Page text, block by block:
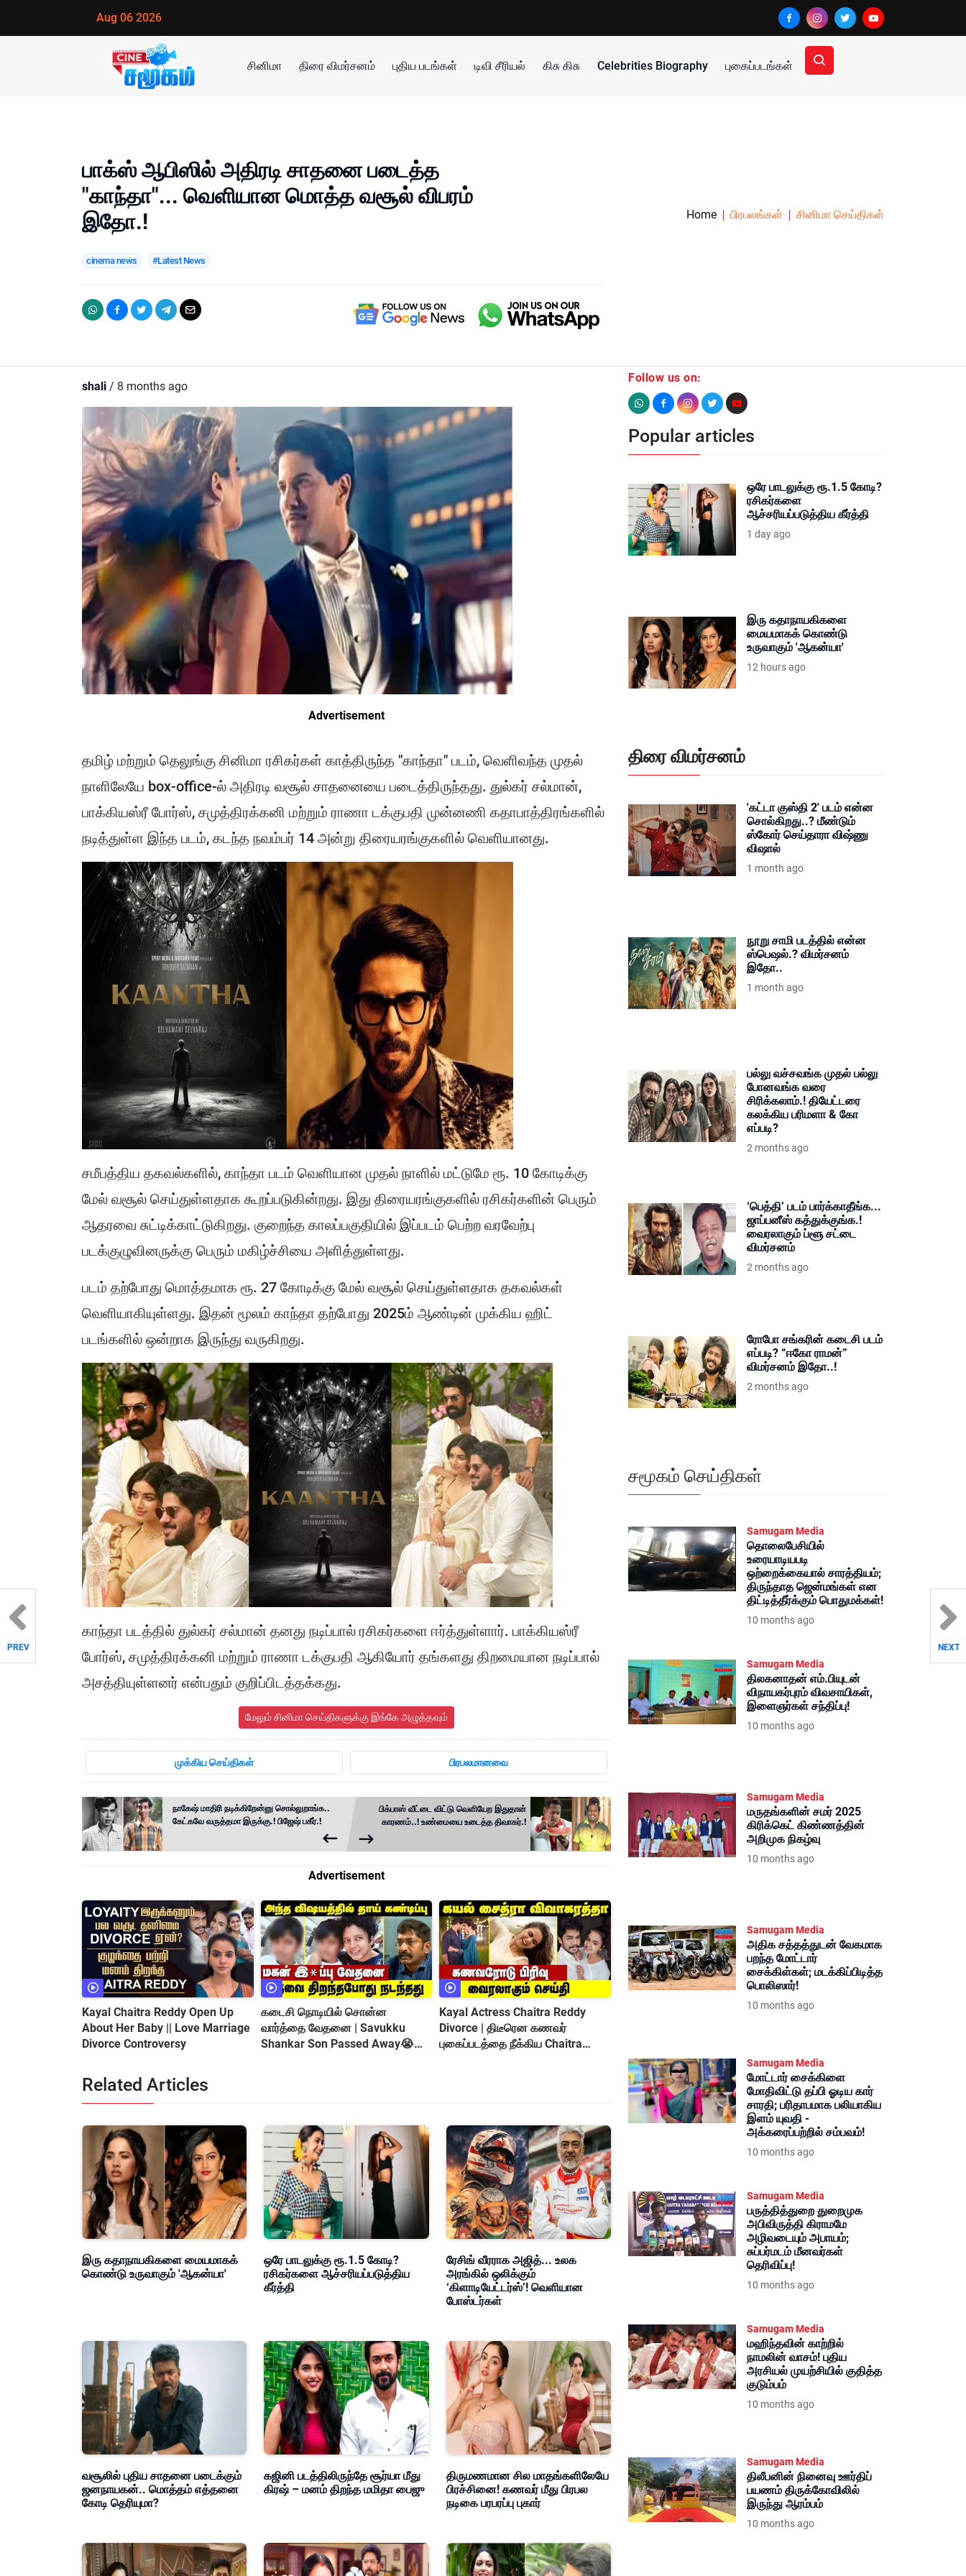
Aug 06 2026
சினிமா திரை விமர்சனம் புதிய படங்கள் டிவி சீரியல் கிசு கிசு Celebrities Biography புகைப்படங்கள்
பாக்ஸ் ஆபிஸில் அதிரடி சாதனை படைத்த
"காந்தா"... வெளியான மொத்த வசூல் விபரம்
இதோ.!
cinema news #Latest News
Home பிரபலங்கள் சினிமா செய்திகள்
shali / 8 months ago
Advertisement
தமிழ் மற்றும் தெலுங்கு சினிமா ரசிகர்கள் காத்திருந்த "காந்தா" படம், வெளிவந்த முதல்
நாளிலேயே box-office-ல் அதிரடி வசூல் சாதனையை படைத்திருந்தது. துல்கர் சல்மான்,
பாக்கியஸ்ரீ போர்ஸ், சமுத்திரக்கனி மற்றும் ராணா டக்குபதி முன்னணி கதாபாத்திரங்களில்
நடித்துள்ள இந்த படம், கடந்த நவம்பர் 14 அன்று திரையரங்குகளில் வெளியானது.
சமீபத்திய தகவல்களில், காந்தா படம் வெளியான முதல் நாளில் மட்டுமே ரூ. 10 கோடிக்கு
மேல் வசூல் செய்துள்ளதாக கூறப்படுகின்றது. இது திரையரங்குகளில் ரசிகர்களின் பெரும்
ஆதரவை சுட்டிக்காட்டுகிறது. குறைந்த காலப்பகுதியில் இப்படம் பெற்ற வரவேற்பு
படக்குழுவினருக்கு பெரும் மகிழ்ச்சியை அளித்துள்ளது.
படம் தற்போது மொத்தமாக ரூ. 27 கோடிக்கு மேல் வசூல் செய்துள்ளதாக தகவல்கள்
வெளியாகியுள்ளது. இதன் மூலம் காந்தா தற்போது 2025ம் ஆண்டின் முக்கிய ஹிட்
படங்களில் ஒன்றாக இருந்து வருகிறது.
காந்தா படத்தில் துல்கர் சல்மான் தனது நடிப்பால் ரசிகர்களை ஈர்த்துள்ளார். பாக்கியஸ்ரீ
போர்ஸ், சமுத்திரக்கனி மற்றும் ராணா டக்குபதி ஆகியோர் தங்களது திறமையான நடிப்பால்
அசத்தியுள்ளனர் என்பதும் குறிப்பிடத்தக்கது.
மேலும் சினிமா செய்திகளுக்கு இங்கே அழுத்தவும்
முக்கிய செய்திகள் பிரபலமானவை
நாகேஷ் மாதிரி நடிக்கிறேன்னு சொல்லுறாங்க..
கேட்கவே வருத்தமா இருக்கு.! பிஜேஷ் பகீர்.!
பிக்பாஸ் வீட்டை விட்டு வெளியேற இதுதான்
காரணம்..! உண்மையை உடைத்த திவாகர்.!
PREV NEXT
Advertisement
Kayal Chaitra Reddy Open Up
About Her Baby || Love Marriage
Divorce Controversy
கடைசி நொடியில் சொன்ன
வார்த்தை வேதனை | Savukku
Shankar Son Passed Away😭
Kayal Actress Chaitra Reddy
Divorce | திடீரென கணவர்
புகைப்படத்தை நீக்கிய Chaitra
Related Articles
இரு கதாநாயகிகளை மையமாகக்
கொண்டு உருவாகும் 'ஆகன்யா'
ஒரே பாடலுக்கு ரூ.1.5 கோடி?
ரசிகர்களை ஆச்சரியப்படுத்திய
கீர்த்தி
ரேசிங் வீரராக அஜித்... உலக
அரங்கில் ஒலிக்கும்
‘கிளாடியேட்டர்ஸ்’! வெளியான
போஸ்டர்கள்
வசூலில் புதிய சாதனை படைக்கும்
ஜனநாயகன்.. மொத்தம் எத்தனை
கோடி தெரியுமா?
கஜினி படத்திலிருந்தே சூர்யா மீது
கிரஷ் – மனம் திறந்த மமிதா பைஜு
திருமணமான சில மாதங்களிலேயே
பிரச்சினை! கணவர் மீது பிரபல
நடிகை பரபரப்பு புகார்
Follow us on:
Popular articles
ஒரே பாடலுக்கு ரூ.1.5 கோடி?
ரசிகர்களை
ஆச்சரியப்படுத்திய கீர்த்தி
1 day ago
இரு கதாநாயகிகளை
மையமாகக் கொண்டு
உருவாகும் 'ஆகன்யா'
12 hours ago
திரை விமர்சனம்
'கட்டா குஸ்தி 2' படம் என்ன
சொல்கிறது..? மீண்டும்
ஸ்கோர் செய்தாரா விஷ்ணு
விஷால்
1 month ago
நூறு சாமி படத்தில் என்ன
ஸ்பெஷல்.? விமர்சனம்
இதோ..
1 month ago
பல்லு வச்சவங்க முதல் பல்லு
போனவங்க வரை
சிரிக்கலாம்.! தியேட்டரை
கலக்கிய பரிமளா & கோ
எப்படி?
2 months ago
‘பெத்தி’ படம் பார்க்காதீங்க...
ஜாப்பனீஸ் கத்துக்குங்க.!
வைரலாகும் ப்ளூ சட்டை
விமர்சனம்
2 months ago
ரோபோ சங்கரின் கடைசி படம்
எப்படி? “ஈகோ ராமன்”
விமர்சனம் இதோ..!
2 months ago
சமூகம் செய்திகள்
Samugam Media
தொலைபேசியில்
உரையாடியபடி
ஒற்றைக்கையால் சாரத்தியம்;
திருந்தாத ஜென்மங்கள் என
திட்டித்தீர்க்கும் பொதுமக்கள்!
10 months ago
Samugam Media
திலகனாதன் எம்.பியுடன்
விநாயகர்புரம் விவசாயிகள்,
இளைஞர்கள் சந்திப்பு!
10 months ago
Samugam Media
மருதங்களின் சமர் 2025
கிரிக்கெட் கிண்ணத்தின்
அறிமுக நிகழ்வு
10 months ago
Samugam Media
அதிக சத்தத்துடன் வேகமாக
பறந்த மோட்டார்
சைக்கிள்கள்; மடக்கிப்பிடித்த
பொலிஸார்!
10 months ago
Samugam Media
மோட்டார் சைக்கிளை
மோதிவிட்டு தப்பி ஓடிய கார்
சாரதி; பரிதாபமாக பலியாகிய
இளம் யுவதி -
அக்கரைப்பற்றில் சம்பவம்!
10 months ago
Samugam Media
பருத்தித்துறை துறைமுக
அபிவிருத்தி கிராமமே
அழிவடையும் அபாயம்;
சுப்பர்மடம் மீனவர்கள்
தெரிவிப்பு!
10 months ago
Samugam Media
மஹிந்தவின் காற்றில்
நாமலின் வாசம்! புதிய
அரசியல் முயற்சியில் குதித்த
குடும்பம்
10 months ago
Samugam Media
திலீபனின் நினைவு ஊர்திப்
பயணம் திருக்கோவிலில்
இருந்து ஆரம்பம்
10 months ago